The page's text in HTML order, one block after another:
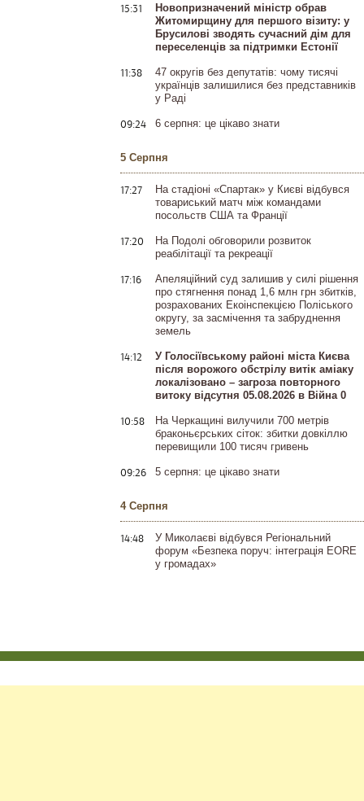
15:31
Новопризначений міністр обрав
Житомирщину для першого візиту: у
Брусилові зводять сучасний дім для
переселенців за підтримки Естонії
11:38
47 округів без депутатів: чому тисячі
українців залишилися без представників
у Раді
09:24 6 серпня: це цікаво знати
5 Серпня
17:27
На стадіоні «Спартак» у Києві відбувся
товариський матч між командами
посольств США та Франції
17:20
На Подолі обговорили розвиток
реабілітації та рекреації
17:16
Апеляційний суд залишив у силі рішення
про стягнення понад 1,6 млн грн збитків,
розрахованих Екоінспекцією Поліського
округу, за засмічення та забруднення
земель
14:12
У Голосіївському районі міста Києва
після ворожого обстрілу витік аміаку
локалізовано – загроза повторного
витоку відсутня 05.08.2026 в Війна 0
10:58
На Черкащині вилучили 700 метрів
браконьєрських сіток: збитки довкіллю
перевищили 100 тисяч гривень
09:26 5 серпня: це цікаво знати
4 Серпня
14:48
У Миколаєві відбувся Регіональний
форум «Безпека поруч: інтеграція EORE
у громадах»